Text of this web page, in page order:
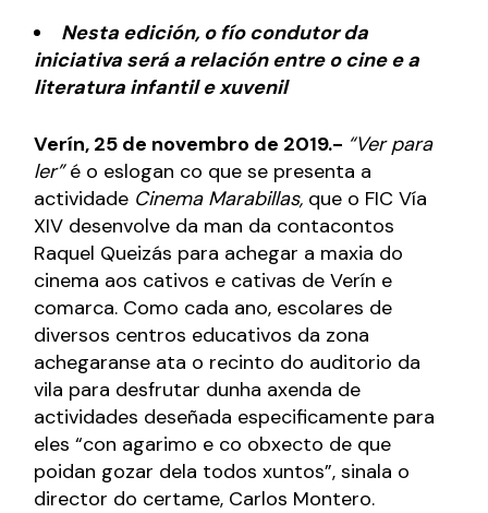
Nesta edición, o fío condutor da
iniciativa será a relación entre o cine e a
literatura infantil e xuvenil
Verín, 25 de novembro de 2019.- “Ver para
ler”é o eslogan co que se presenta a
actividade Cinema Marabillas, que o FIC Vía
XIV desenvolve da man da contacontos
Raquel Queizás para achegar a maxia do
cinema aos cativos e cativas de Verín e
comarca. Como cada ano, escolares de
diversos centros educativos da zona
achegaranse ata o recinto do auditorio da
vila para desfrutar dunha axenda de
actividades deseñada especificamente para
eles “con agarimo e co obxecto de que
poidan gozar dela todos xuntos”, sinala o
director do certame, Carlos Montero.